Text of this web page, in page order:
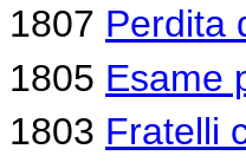
1807 Perdita
1805 Esame
1803 Fratelli